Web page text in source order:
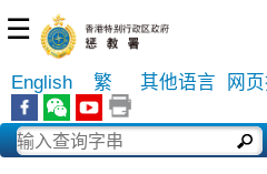
☰
English 繁 其他语言 网